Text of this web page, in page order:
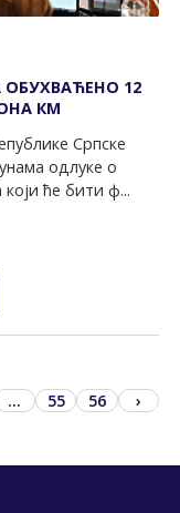
12
КМ
Српске
одлуке о
ће бити ф...
... 55 56 ›